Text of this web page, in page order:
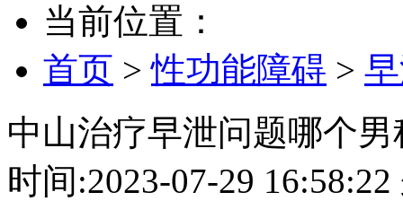
当前位置：
首页 >性功能障碍 >
中山治疗早泄问题哪个男
时间:2023-07-29